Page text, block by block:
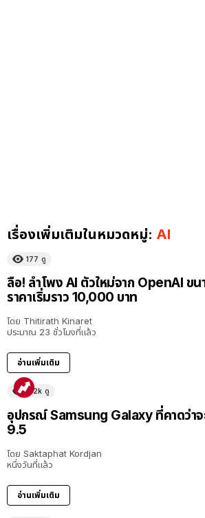
เรื่องเพิ่มเติมในหมวดหมู่: AI
177 ดู
ลือ! ลำโพง AI ตัวใหม่จาก OpenAI ขน
ราคาเริ่มราว 10,000 บาท
โดย Thitirath Kinaret
ประมาณ 23 ชั่วโมงที่แล้ว
อ่านเพิ่มเติม
5.2k ดู
อุปกรณ์ Samsung Galaxy ที่คาดว่าจ
9.5
โดย Saktaphat Kordjan
หนึ่งวันที่แล้ว
อ่านเพิ่มเติม